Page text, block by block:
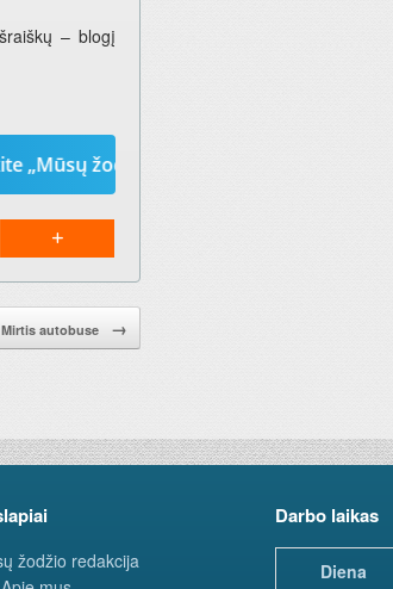
– blogį
2026-iems metams. Geriausia
Mirtis autobuse →
žodžio redakcija
Darbo laikas
Diena